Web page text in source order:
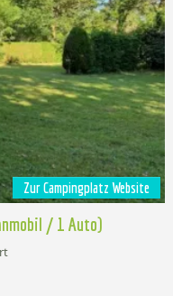
Zur Campingplatz Website
/ 1 Auto)